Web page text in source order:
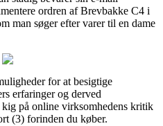
ordren af Brevbakke C4 i
man søger efter varer til en dame
for at besigtige
erfaringer og derved
på online virksomhedens kritik
(3) forinden du køber.